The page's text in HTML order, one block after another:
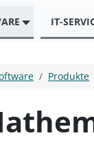
IT-
Produkte